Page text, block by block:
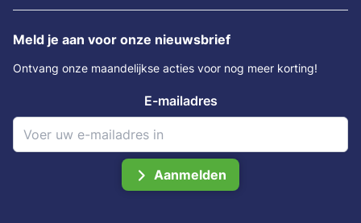
Meld je aan voor onze nieuwsbrief
Ontvang onze maandelijkse acties voor nog meer korting!
E-mailadres
Aanmelden